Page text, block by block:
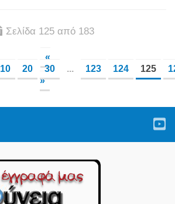
Σελίδα 125 από 183
«
10 20 30 ... 123 124 125
»